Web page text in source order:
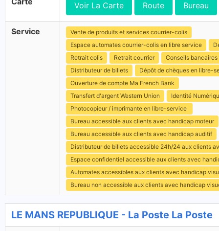
Voir La Carte Route Bureau
Service
Vente de produits et services courrier-colis
Espace automates courrier-colis en libre service
Retrait colis
Retrait courrier
Conseils bancaires
Distributeur de billets
Dépôt de chèques en libre-
Ouverture de compte Ma French Bank
Transfert d'argent Western Union
Identité
Photocopieur / imprimante en libre-service
Bureau accessible aux clients avec handicap moteur
Bureau accessible aux clients avec handicap auditif
Distributeur de billets accessible 24h/24 aux clients
Espace confidentiel accessible aux clients avec
Automates accessibles aux clients avec handicap
Bureau non accessible aux clients avec handicap
LE MANS REPUBLIQUE - La Poste La Poste